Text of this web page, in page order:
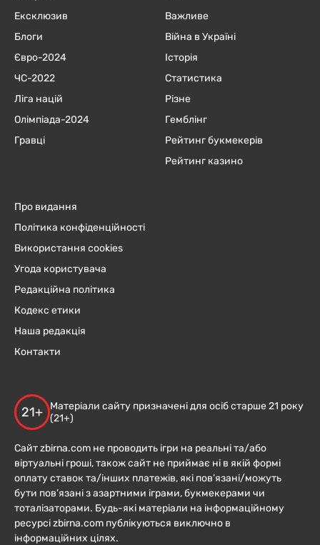
Ексклюзив
Блоги
Євро-2024
ЧC-2022
Ліга націй
Олімпіада-2024
Гравці
Важливе
Війна в Україні
Історія
Статистика
Різне
Гемблінг
Рейтинг букмекерів
Рейтинг казино
Про видання
Політика конфіденційності
Використання cookies
Угода користувача
Редакційна політика
Кодекс етики
Наша редакція
Контакти
21+
Матеріали сайту призначені для осіб старше 21 року
(21+)
Сайт zbirna.com не проводить ігри на реальні та/або
віртуальні гроші, також сайт не приймає ні в якій формі
оплату ставок та/інших платежів, які пов’язані/можуть
бути пов’язані з азартними іграми, букмекерами чи
тоталізаторами. Будь-які матеріали на інформаційному
ресурсі zbirna.com публікуються виключно в
інформаційних цілях.